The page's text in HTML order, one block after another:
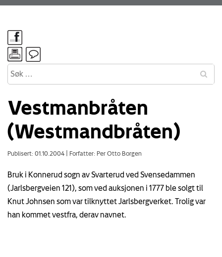
Vestmanbråten
(Westmandbråten)
Publisert: 01.10.2004 Forfatter: Per Otto Borgen
Bruk i Konnerud sogn av Svarterud ved Svensedammen
(Jarlsbergveien 121), som ved auksjonen i 1777 ble solgt til
Knut Johnsen som var tilknyttet Jarlsbergverket. Trolig var
han kommet vestfra, derav navnet.